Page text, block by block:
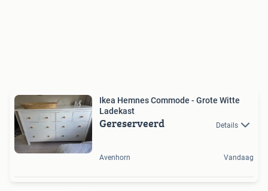
Ikea Hemnes Commode - Grote Witte
Ladekast
Gereserveerd Details
Avenhorn Vandaag